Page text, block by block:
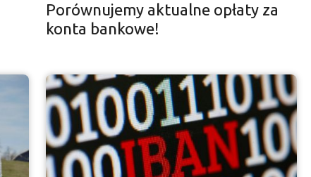
Porównujemy aktualne opłaty za
konta bankowe!